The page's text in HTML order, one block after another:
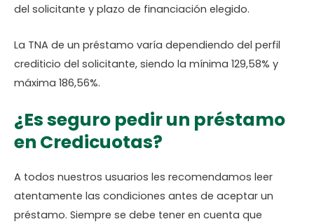
del solicitante y plazo de financiación elegido.
La TNA de un préstamo varía dependiendo del perfil
crediticio del solicitante, siendo la mínima 129,58% y
máxima 186,56%.
¿Es seguro pedir un préstamo
en Credicuotas?
A todos nuestros usuarios les recomendamos leer
atentamente las condiciones antes de aceptar un
préstamo. Siempre se debe tener en cuenta que